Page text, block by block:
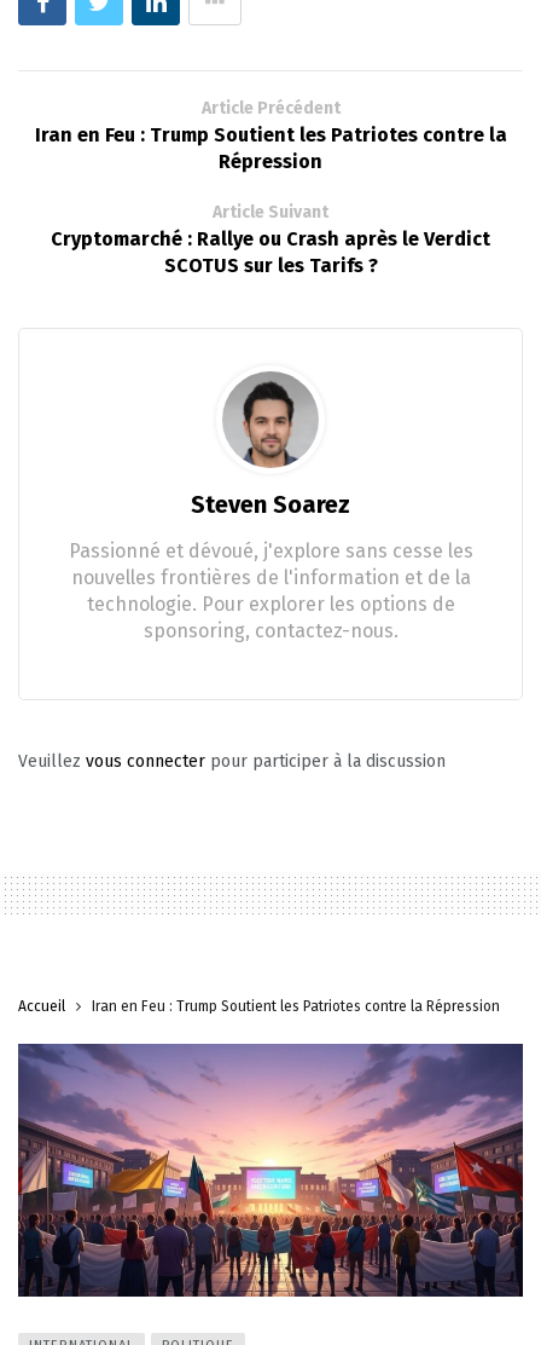
Article Précédent
Iran en Feu : Trump Soutient les Patriotes contre la
Répression
Article Suivant
Cryptomarché : Rallye ou Crash après le Verdict
SCOTUS sur les Tarifs ?
Steven Soarez
Passionné et dévoué, j'explore sans cesse les
nouvelles frontières de l'information et de la
technologie. Pour explorer les options de
sponsoring, contactez-nous.
Veuillez vous connecter pour participer à la discussion
Accueil Iran en Feu : Trump Soutient les Patriotes contre la Répression